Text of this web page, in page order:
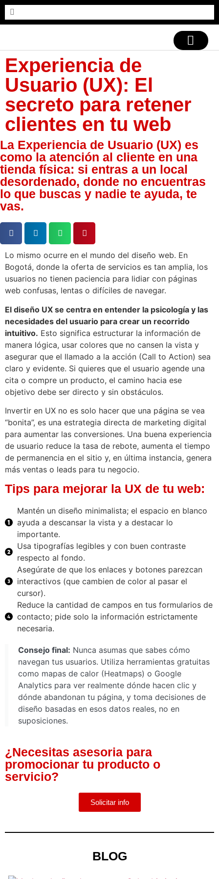
Experiencia de
Usuario (UX): El
secreto para retener
clientes en tu web
La Experiencia de Usuario (UX) es
como la atención al cliente en una
tienda física: si entras a un local
desordenado, donde no encuentras
lo que buscas y nadie te ayuda, te
vas.
Lo mismo ocurre en el mundo del diseño web. En
Bogotá, donde la oferta de servicios es tan amplia, los
usuarios no tienen paciencia para lidiar con páginas
web confusas, lentas o difíciles de navegar.
El diseño UX se centra en entender la psicología y las
necesidades del usuario para crear un recorrido
intuitivo. Esto significa estructurar la información de
manera lógica, usar colores que no cansen la vista y
asegurar que el llamado a la acción (Call to Action) sea
claro y evidente. Si quieres que el usuario agende una
cita o compre un producto, el camino hacia ese
objetivo debe ser directo y sin obstáculos.
Invertir en UX no es solo hacer que una página se vea
“bonita”, es una estrategia directa de marketing digital
para aumentar las conversiones. Una buena experiencia
de usuario reduce la tasa de rebote, aumenta el tiempo
de permanencia en el sitio y, en última instancia, genera
más ventas o leads para tu negocio.
Tips para mejorar la UX de tu web:
Mantén un diseño minimalista; el espacio en blanco
ayuda a descansar la vista y a destacar lo
importante.
Usa tipografías legibles y con buen contraste
respecto al fondo.
Asegúrate de que los enlaces y botones parezcan
interactivos (que cambien de color al pasar el
cursor).
Reduce la cantidad de campos en tus formularios de
contacto; pide solo la información estrictamente
necesaria.
Consejo final: Nunca asumas que sabes cómo
navegan tus usuarios. Utiliza herramientas gratuitas
como mapas de calor (Heatmaps) o Google
Analytics para ver realmente dónde hacen clic y
dónde abandonan tu página, y toma decisiones de
diseño basadas en esos datos reales, no en
suposiciones.
¿Necesitas asesoria para
promocionar tu producto o
servicio?
Solicitar info
BLOG